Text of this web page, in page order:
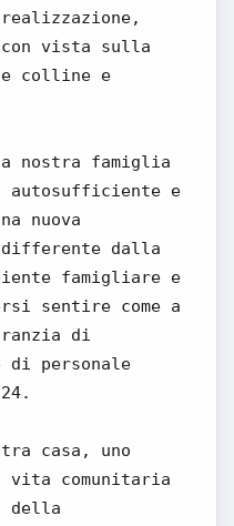
vista sulla
colline e
nostra famiglia
e
nuova
dalla
famigliare e
sentire come a
di
di personale
casa, uno
vita comunitaria
della